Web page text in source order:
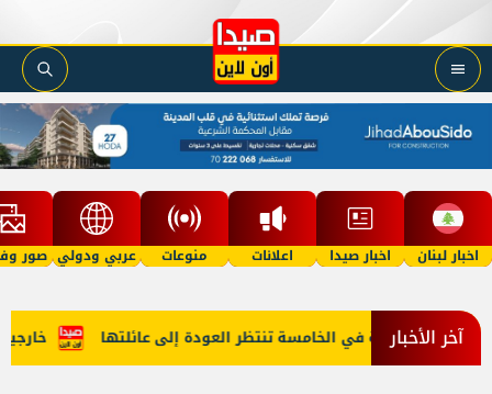
اخبار لبنان اخبار صيدا اعلانات منوعات عربي ودولي صور
آخر الأخبار خارجية "أمل"؟ طفلة في الخامسة تنتظر العودة إلى عائلتها